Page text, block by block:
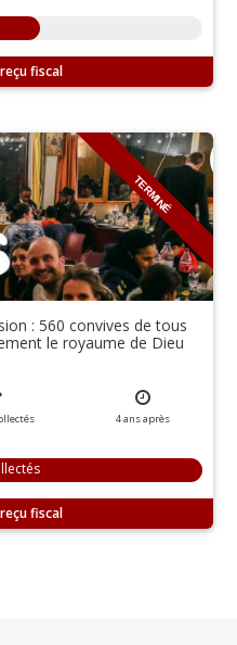
TERMINÉ
: 560 convives de tous
le royaume de Dieu
4ansaprès